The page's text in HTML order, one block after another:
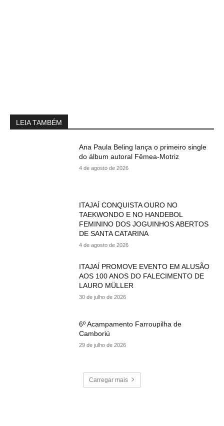
LEIA TAMBÉM
Ana Paula Beling lança o primeiro single
do álbum autoral Fêmea-Motriz
4 de agosto de 2026
ITAJAÍ CONQUISTA OURO NO
TAEKWONDO E NO HANDEBOL
FEMININO DOS JOGUINHOS ABERTOS
DE SANTA CATARINA
4 de agosto de 2026
ITAJAÍ PROMOVE EVENTO EM ALUSÃO
AOS 100 ANOS DO FALECIMENTO DE
LAURO MÜLLER
30 de julho de 2026
6º Acampamento Farroupilha de
Camboriú
29 de julho de 2026
Carregar mais